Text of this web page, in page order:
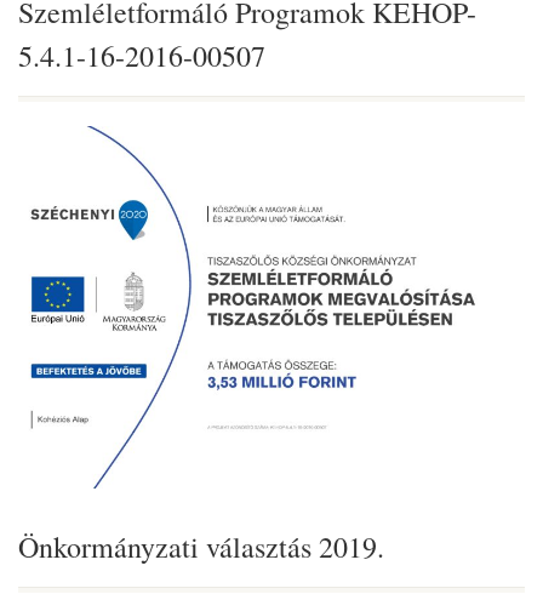
Szemléletformáló Programok KEHOP-
5.4.1-16-2016-00507
Önkormányzati választás 2019.